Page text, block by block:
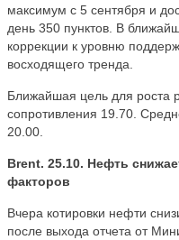
максимум с 5 сентября и
день 350 пунктов. В
коррекции к уровню
восходящего тренда.
Ближайшая цель для роста
сопротивления 19.70.
20.00.
Brent. 25.10. Нефть
факторов
Вчера котировки нефти
после выхода отчета от